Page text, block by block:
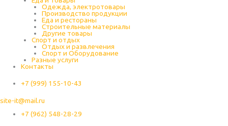
Одежда, электротовары
Производство продукции
Еда и рестораны
Строительные материалы
Другие товары
Спорт и отдых
Отдых и развлечения
Спорт и Оборудование
Разные услуги
Контакты
+7 (999) 155-10-43
site-it@mail.ru
+7 (962) 548-28-29